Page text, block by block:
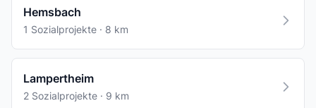
Hemsbach
1 Sozialprojekte · 8 km
Lampertheim
2 Sozialprojekte · 9 km